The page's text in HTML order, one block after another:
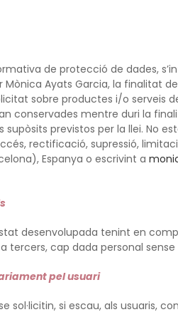
de protecció de dades,
Ayats Garcia, la finalitat
sobre productes i/o serveis
conservades mentre duri la
previstos per la llei. No
rectificació, supressió,
Espanya o escrivint a
desenvolupada tenint en
tercers, cap dada personal
pel usuari
sol·licitin, si escau, als